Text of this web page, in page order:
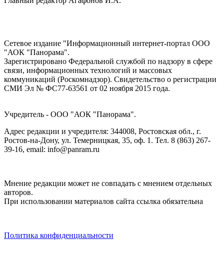
Сетевое издание "Информационный интернет-портал ООО
"АОК "Панорама".
Зарегистрировано Федеральной службой по надзору в сфере
связи, информационных технологий и массовых
коммуникаций (Роскомнадзор). Cвидетельство о регистрации
СМИ Эл № ФС77-63561 от 02 ноября 2015 года.
Учредитель - ООО "АОК "Панорама".
Адрес редакции и учредителя: 344008, Ростовская обл., г.
Ростов-на-Дону, ул. Темерницкая, 35, оф. 1. Тел. 8 (863) 267-
39-16, email: info@panram.ru
Мнение редакции может не совпадать с мнением отдельных
авторов.
При использовании материалов сайта ссылка обязательна
Политика конфиденциальности